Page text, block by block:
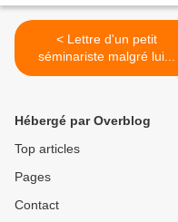
< Lettre d'un petit
séminariste malgré lui...
Hébergé par Overblog
Top articles
Pages
Contact